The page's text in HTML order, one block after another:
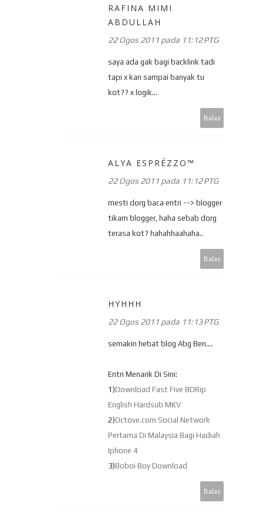
RAFINA MIMI
ABDULLAH
22 Ogos 2011 pada 11:12 PTG
saya ada gak bagi backlink tadi
tapi x kan sampai banyak tu
kot?? x logik...
Balas
ALYA ESPRÉZZO™
22 Ogos 2011 pada 11:12 PTG
mesti dorg baca entri --> blogger
tikam blogger, haha sebab dorg
terasa kot? hahahhaahaha..
Balas
HYHHH
22 Ogos 2011 pada 11:13 PTG
semakin hebat blog Abg Ben....
Entri Menarik Di Sini:
1)Download Fast Five BDRip
English Hardsub MKV
2)Octove.com Social Network
Pertama Di Malaysia Bagi Hadiah
Iphone 4
3)Boboi Boy Download
Balas